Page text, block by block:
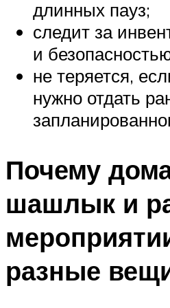
длинных пауз;
следит за
и
не теряется,
нужно отдать
Почему
шашлык и
разные